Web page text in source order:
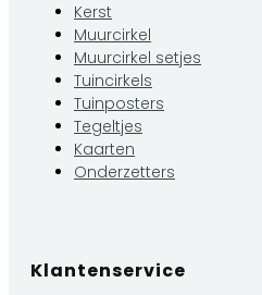
Kerst
Muurcirkel
Muurcirkel setjes
Tuincirkels
Tuinposters
Tegeltjes
Kaarten
Onderzetters
Klantenservice